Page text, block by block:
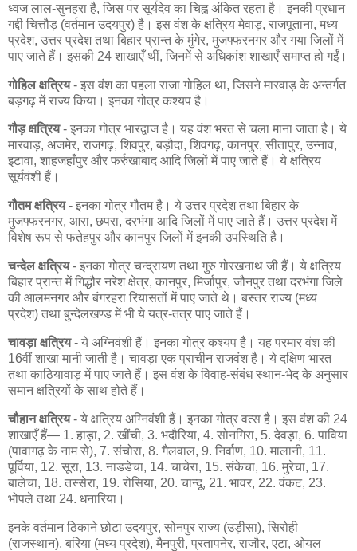
ध्वज लाल-सुनहरा है, जिस पर सूर्यदेव का चिह्न अंकित रहता है। इनकी प्रधान
गद्दी चित्तौड़ (वर्तमान उदयपुर) है। इस वंश के क्षत्रिय मेवाड़, राजपूताना, मध्य
प्रदेश, उत्तर प्रदेश तथा बिहार प्रान्त के मुंगेर, मुजफ्फरनगर और गया जिलों में
पाए जाते हैं। इसकी 24 शाखाएँ थीं, जिनमें से अधिकांश शाखाएँ समाप्त हो गईं।
गोहिल क्षत्रिय- इस वंश का पहला राजा गोहिल था, जिसने मारवाड़ के अन्तर्गत
बड़गढ़ में राज्य किया। इनका गोत्र कश्यप है।
गौड़ क्षत्रिय- इनका गोत्र भारद्वाज है। यह वंश भरत से चला माना जाता है। ये
मारवाड़, अजमेर, राजगढ़, शिवपुर, बड़ौदा, शिवगढ़, कानपुर, सीतापुर, उन्नाव,
इटावा, शाहजहाँपुर और फर्रुखाबाद आदि जिलों में पाए जाते हैं। ये क्षत्रिय
सूर्यवंशी हैं।
गौतम क्षत्रिय- इनका गोत्र गौतम है। ये उत्तर प्रदेश तथा बिहार के
मुजफ्फरनगर, आरा, छपरा, दरभंगा आदि जिलों में पाए जाते हैं। उत्तर प्रदेश में
विशेष रूप से फतेहपुर और कानपुर जिलों में इनकी उपस्थिति है।
चन्देल क्षत्रिय- इनका गोत्र चन्द्रायण तथा गुरु गोरखनाथ जी हैं। ये क्षत्रिय
बिहार प्रान्त में गिद्धौर नरेश क्षेत्र, कानपुर, मिर्जापुर, जौनपुर तथा दरभंगा जिले
की आलमनगर और बंगरहरा रियासतों में पाए जाते थे। बस्तर राज्य (मध्य
प्रदेश) तथा बुन्देलखण्ड में भी ये यत्र-तत्र पाए जाते हैं।
चावड़ा क्षत्रिय- ये अग्निवंशी हैं। इनका गोत्र कश्यप है। यह परमार वंश की
16वीं शाखा मानी जाती है। चावड़ा एक प्राचीन राजवंश है। ये दक्षिण भारत
तथा काठियावाड़ में पाए जाते हैं। इस वंश के विवाह-संबंध स्थान-भेद के अनुसार
समान क्षत्रियों के साथ होते हैं।
चौहान क्षत्रिय- ये क्षत्रिय अग्निवंशी हैं। इनका गोत्र वत्स है। इस वंश की 24
शाखाएँ हैं— 1. हाड़ा, 2. खींची, 3. भदौरिया, 4. सोनगिरा, 5. देवड़ा, 6. पाविया
(पावागढ़ के नाम से), 7. संचोरा, 8. गैलवाल, 9. निर्वाण, 10. मालानी, 11.
पूर्विया, 12. सूरा, 13. नाडडेचा, 14. चाचेरा, 15. संकेचा, 16. मुरेचा, 17.
बालेचा, 18. तस्सेरा, 19. रोसिया, 20. चान्दू, 21. भावर, 22. वंकट, 23.
भोपले तथा 24. धनारिया।
इनके वर्तमान ठिकाने छोटा उदयपुर, सोनपुर राज्य (उड़ीसा), सिरोही
(राजस्थान), बरिया (मध्य प्रदेश), मैनपुरी, प्रतापनेर, राजौर, एटा, ओयल